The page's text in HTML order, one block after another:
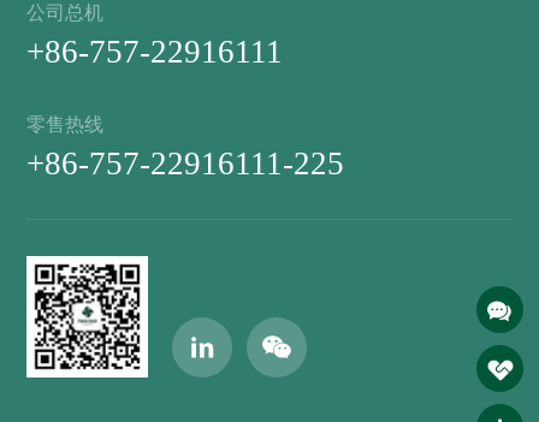
公司总机
+86-757-22916111
零售热线
+86-757-22916111-225